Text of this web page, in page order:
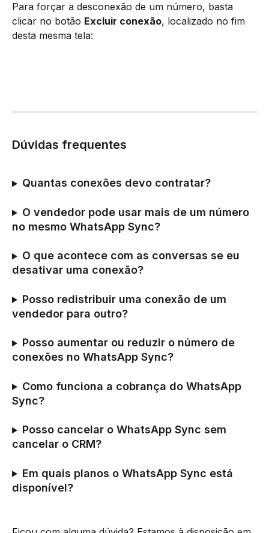
Para forçar a desconexão de um número, basta
clicar no botão Excluir conexão, localizado no fim
desta mesma tela:
Dúvidas frequentes
Quantas conexões devo contratar?
O vendedor pode usar mais de um número
no mesmo WhatsApp Sync?
O que acontece com as conversas se eu
desativar uma conexão?
Posso redistribuir uma conexão de um
vendedor para outro?
Posso aumentar ou reduzir o número de
conexões no WhatsApp Sync?
Como funciona a cobrança do WhatsApp
Sync?
Posso cancelar o WhatsApp Sync sem
cancelar o CRM?
Em quais planos o WhatsApp Sync está
disponível?